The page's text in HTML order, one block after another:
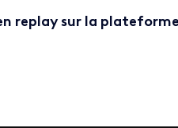
replay sur la plateforme